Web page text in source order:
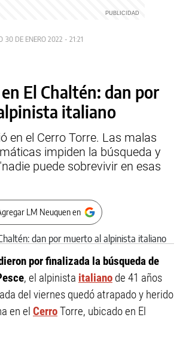
30 DE ENERO 2022 - 21:21
El Chaltén: dan por
italiano
en el Cerro Torre. Las malas
impiden la búsqueda y
puede sobrevivir en esas
LM Neuquen en
por finalizada la búsqueda de
, el alpinista italiano de 41 años
del viernes quedó atrapado y herido
en el CerroTorre, ubicado en El